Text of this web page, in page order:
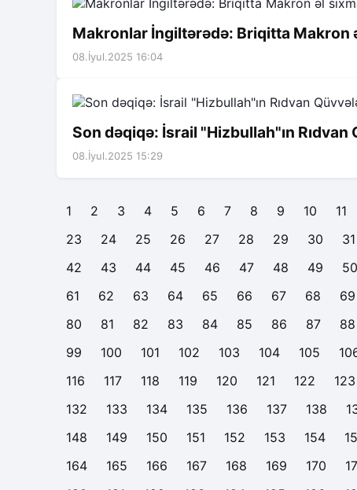
Makronlar İngiltərədə: Briqitta Makron
08.İyul.2025 16:04
Son dəqiqə: İsrail "Hizbullah"ın Rıdvan
08.İyul.2025 15:29
1 2 3 4 5 6 7 8 9 10 11
23
24 25 26 27 28 29 30 31
42
43 44 45 46 47 48 49 50
61
62 63 64 65 66 67 68 69
80
81 82 83 84 85 86 87 88
99
100 101 102 103 104 105
116
117 118 119 120 121 122 123
132
133 134 135 136 137 138
148
149 150 151 152 153 154
164
165 166 167 168 169 170